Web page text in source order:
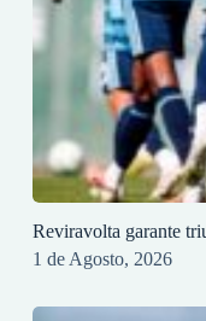
Reviravolta garante
1 de Agosto, 2026